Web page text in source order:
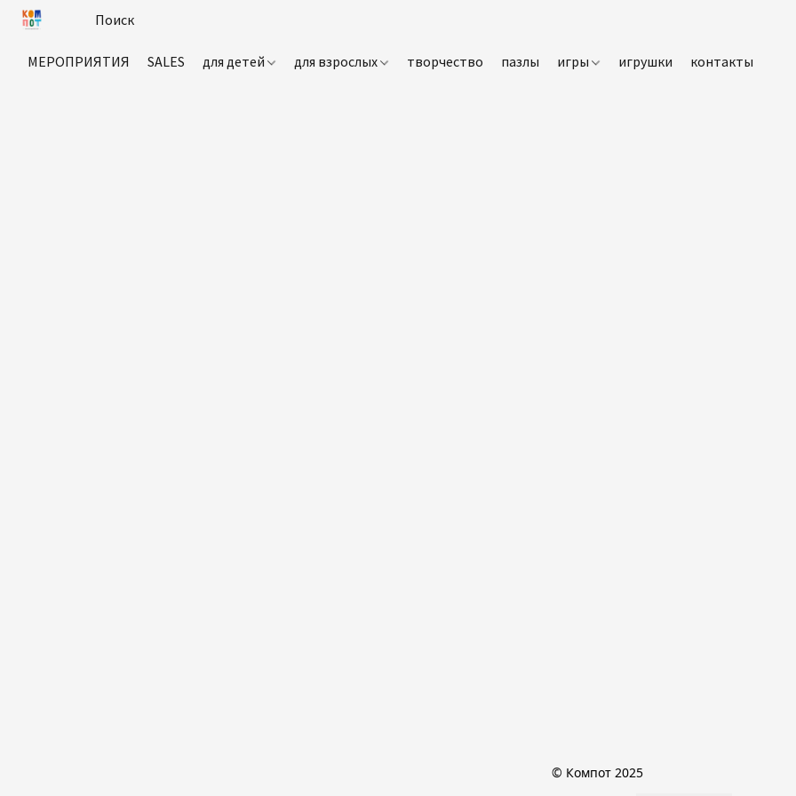
МЕРОПРИЯТИЯ SALES для детей для взрослых творчество пазлы игры игрушки контакты
© Компот 2025